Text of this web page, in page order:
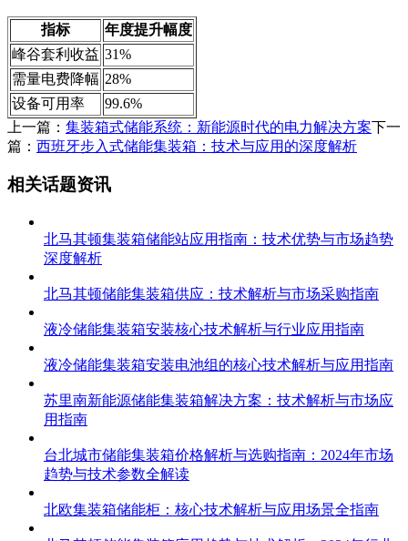
指标
年度提升幅度
峰谷套利收益 31%
需量电费降幅 28%
设备可用率
99.6%
上一篇： 集装箱式储能系统：新能源时代的电力解决方案下一
篇： 西班牙步入式储能集装箱：技术与应用的深度解析
相关话题资讯
北马其顿集装箱储能站应用指南：技术优势与市场趋势
深度解析
北马其顿储能集装箱供应：技术解析与市场采购指南
液冷储能集装箱安装核心技术解析与行业应用指南
液冷储能集装箱安装电池组的核心技术解析与应用指南
苏里南新能源储能集装箱解决方案：技术解析与市场应
用指南
台北城市储能集装箱价格解析与选购指南：2024年市场
趋势与技术参数全解读
北欧集装箱储能柜：核心技术解析与应用场景全指南